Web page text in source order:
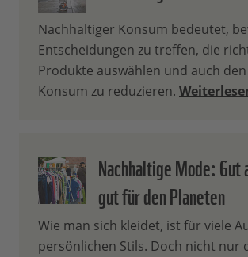
Nachhaltiger Konsum bedeutet,
Entscheidungen zu treffen, die
Produkte auswählen und auch
Konsum zu reduzieren.
Nachhaltige Mode: Gut
gut für den Planeten
Wie man sich kleidet, ist für viele
persönlichen Stils. Doch nicht nur